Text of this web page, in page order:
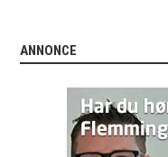
ANNONCE